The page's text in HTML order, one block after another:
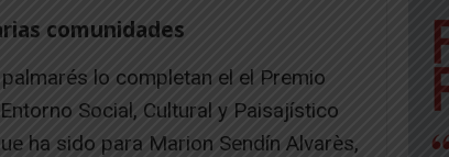
comunidades
lo completan el el Premio
Social, Cultural y Paisajístico
ha sido para Marion Sendín Alvarès,